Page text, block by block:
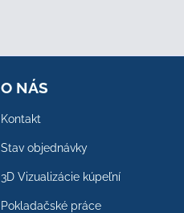
O NÁS
Kontakt
Stav objednávky
3D Vizualizácie kúpeľní
Pokladačské práce